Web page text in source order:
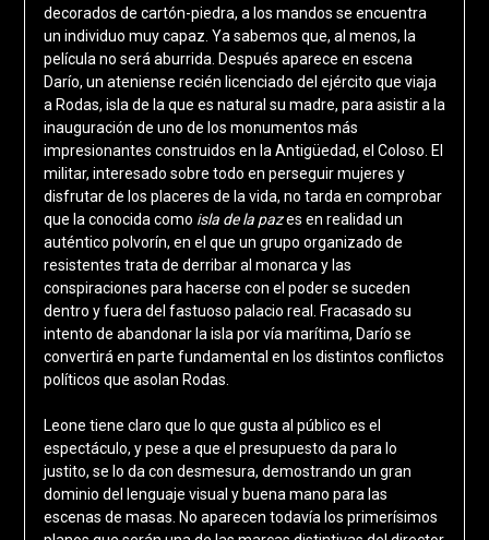
decorados de cartón-piedra, a los mandos se encuentra
un individuo muy capaz. Ya sabemos que, al menos, la
película no será aburrida. Después aparece en escena
Darío, un ateniense recién licenciado del ejército que viaja
a Rodas, isla de la que es natural su madre, para asistir a la
inauguración de uno de los monumentos más
impresionantes construidos en la Antigüedad, el Coloso. El
militar, interesado sobre todo en perseguir mujeres y
disfrutar de los placeres de la vida, no tarda en comprobar
que la conocida como isla de la pazes en realidad un
auténtico polvorín, en el que un grupo organizado de
resistentes trata de derribar al monarca y las
conspiraciones para hacerse con el poder se suceden
dentro y fuera del fastuoso palacio real. Fracasado su
intento de abandonar la isla por vía marítima, Darío se
convertirá en parte fundamental en los distintos conflictos
políticos que asolan Rodas.
Leone tiene claro que lo que gusta al público es el
espectáculo, y pese a que el presupuesto da para lo
justito, se lo da con desmesura, demostrando un gran
dominio del lenguaje visual y buena mano para las
escenas de masas. No aparecen todavía los primerísimos